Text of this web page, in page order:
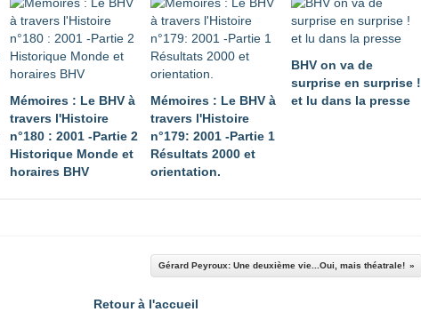
Mémoires : Le BHV à
travers l'Histoire
n°180 : 2001 -Partie 2
Historique Monde et
horaires BHV
Mémoires : Le BHV à
travers l'Histoire
n°179: 2001 -Partie 1
Résultats 2000 et
orientation.
BHV on va de
surprise en surprise !
et lu dans la presse
Gérard Peyroux: Une deuxième vie...Oui, mais théatrale!
Retour à l'accueil